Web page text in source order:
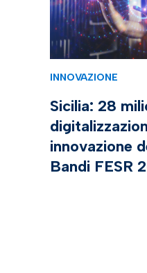
INNOVAZIONE
Sicilia: 28
innovazione
Bandi FESR